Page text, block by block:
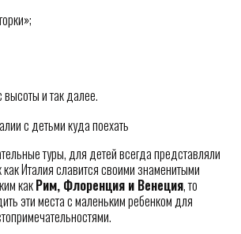
и так далее.
туры, для детей всегда представляли
Италия славится своими знаменитыми
какРим, Флоренция и Венеция, то
эти места с маленьким ребенком для